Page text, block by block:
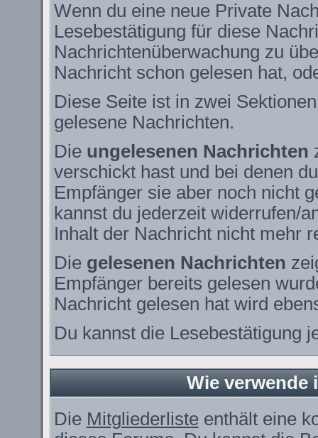
Wenn du eine neue Private
Lesebestätigung für diese
Nachrichtenüberwachung zu
Nachricht schon gelesen hat,
Diese Seite ist in zwei
gelesene Nachrichten.
Die ungelesenen Nachrichten
verschickt hast und bei denen
Empfänger sie aber noch nicht
kannst du jederzeit widerrufen/
Inhalt der Nachricht nicht mehr
Die gelesenen Nachrichten
Empfänger bereits gelesen
Nachricht gelesen hat wird
Du kannst die Lesebestätigung
Wie verwende
Die Mitgliederlisteenthält eine